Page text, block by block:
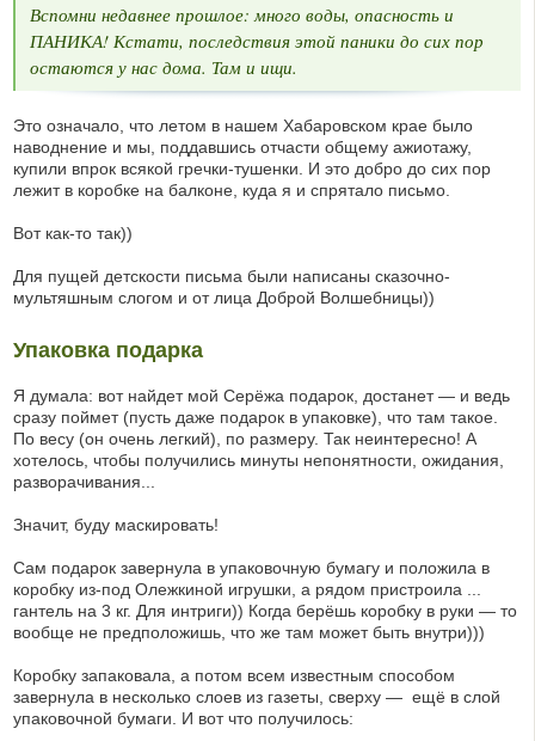
Вспомни недавнее прошлое: много воды, опасность и
ПАНИКА! Кстати, последствия этой паники до сих пор
остаются у нас дома. Там и ищи.
Это означало, что летом в нашем Хабаровском крае было
наводнение и мы, поддавшись отчасти общему ажиотажу,
купили впрок всякой гречки-тушенки. И это добро до сих пор
лежит в коробке на балконе, куда я и спрятало письмо.
Вот как-то так))
Для пущей детскости письма были написаны сказочно-
мультяшным слогом и от лица Доброй Волшебницы))
Упаковка подарка
Я думала: вот найдет мой Серёжа подарок, достанет — и ведь
сразу поймет (пусть даже подарок в упаковке), что там такое.
По весу (он очень легкий), по размеру. Так неинтересно! А
хотелось, чтобы получились минуты непонятности, ожидания,
разворачивания...
Значит, буду маскировать!
Сам подарок завернула в упаковочную бумагу и положила в
коробку из-под Олежкиной игрушки, а рядом пристроила ...
гантель на 3 кг. Для интриги)) Когда берёшь коробку в руки — то
вообще не предположишь, что же там может быть внутри)))
Коробку запаковала, а потом всем известным способом
завернула в несколько слоев из газеты, сверху — ещё в слой
упаковочной бумаги. И вот что получилось: